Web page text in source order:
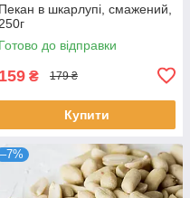
Пекан в шкарлупі, смажений,
250г
Готово до відправки
159 ₴ 179 ₴
Купити
–7%